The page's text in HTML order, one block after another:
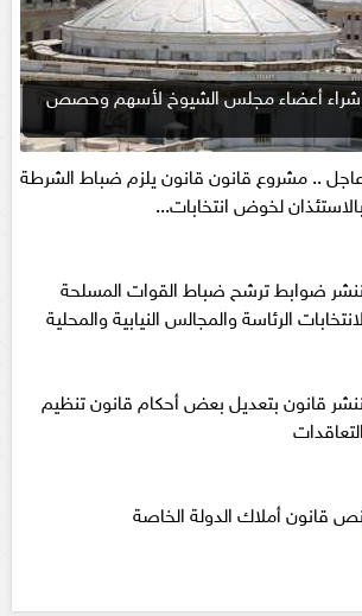
أعضاء مجلس الشيوخ لأسهم وحصص
.. مشروع قانون قانون يلزم ضباط الشرطة
بالاستئذان لخوض انتخابات...
ننشر ضوابط ترشح ضباط القوات المسلحة
لانتخابات الرئاسة والمجالس النيابية والمحلية‎
ننشر قانون بتعديل بعض أحكام قانون تنظيم
التعاقدات
نص قانون أملاك الدولة الخاصة